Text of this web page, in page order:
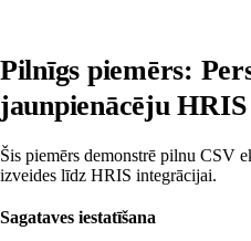
Pilnīgs piemērs:
jaunpienācēju
Šis piemērs demonstrē pilnu CSV
izveides līdz HRIS integrācijai.
Sagataves iestatīšana